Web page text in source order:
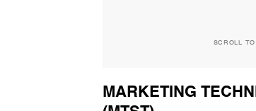
SCROLL
MARKETING